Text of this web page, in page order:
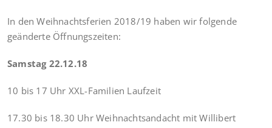
In den Weihnachtsferien 2018/19 haben wir folgende
geänderte Öffnungszeiten:
Samstag 22.12.18
10 bis 17 Uhr XXL-Familien Laufzeit
17.30 bis 18.30 Uhr Weihnachtsandacht mitWillibert